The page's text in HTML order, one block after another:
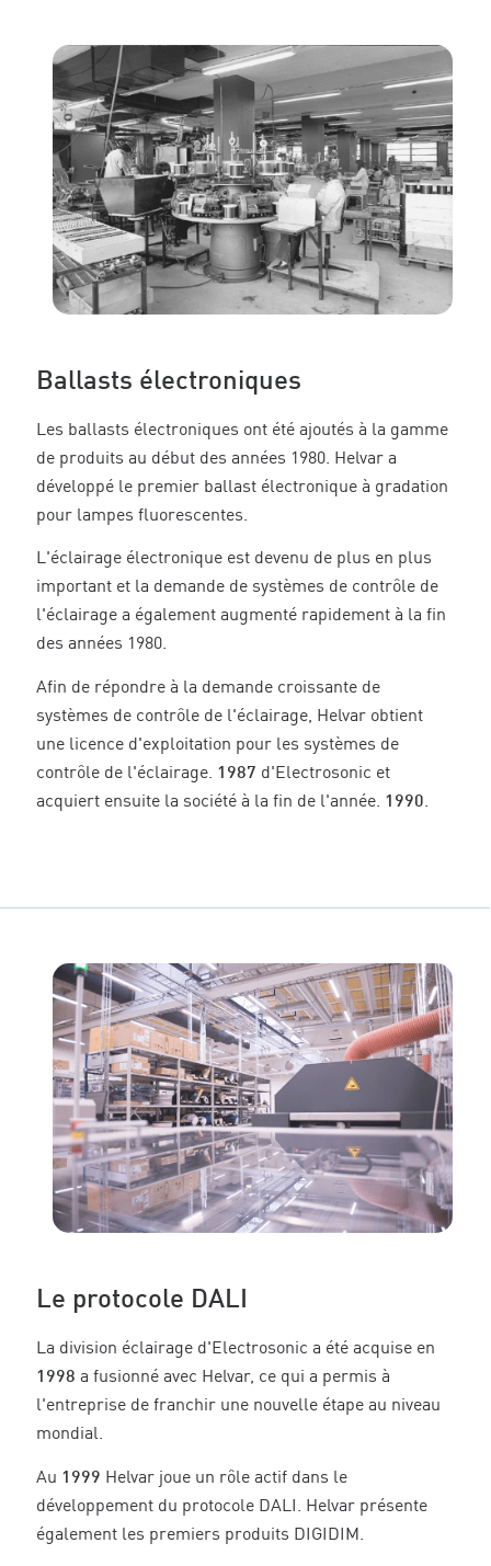
Ballasts électroniques
Les ballasts électroniques ont été ajoutés à la gamme
de produits au début des années 1980. Helvar a
développé le premier ballast électronique à gradation
pour lampes fluorescentes.
L'éclairage électronique est devenu de plus en plus
important et la demande de systèmes de contrôle de
l'éclairage a également augmenté rapidement à la fin
des années 1980.
Afin de répondre à la demande croissante de
systèmes de contrôle de l'éclairage, Helvar obtient
une licence d'exploitation pour les systèmes de
contrôle de l'éclairage. 1987 d'Electrosonic et
acquiert ensuite la société à la fin de l'année. 1990.
Le protocole DALI
La division éclairage d'Electrosonic a été acquise en
1998 a fusionné avec Helvar, ce qui a permis à
l'entreprise de franchir une nouvelle étape au niveau
mondial.
Au 1999 Helvar joue un rôle actif dans le
développement du protocole DALI. Helvar présente
également les premiers produits DIGIDIM.